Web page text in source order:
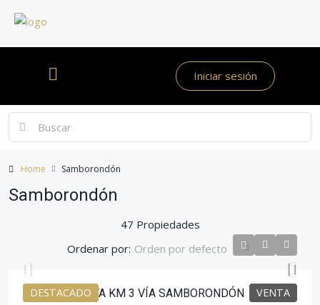
Iniciar sesión
Home Samborondón
Samborondón
47 Propiedades
Ordenar por: Orden por defecto
DESTACADO VENTA
CASA EN VENTA KM 3 VÍA SAMBORONDÓN